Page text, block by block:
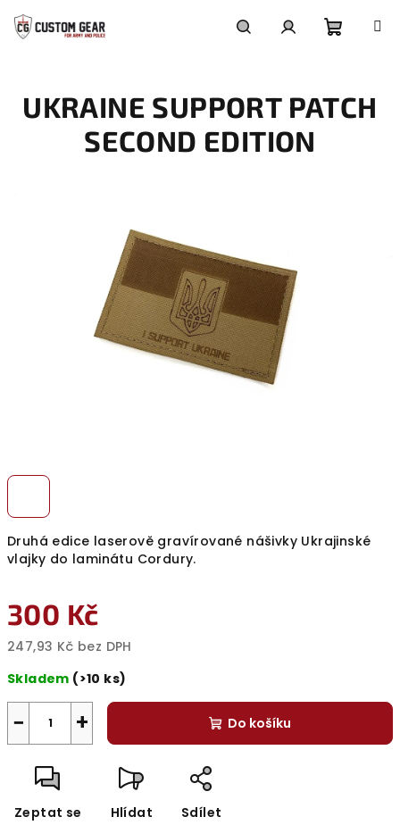
na
obsah
košík
Druhá edice laserově gravírované nášivky Ukrajinské
vlajky do laminátu Cordury.
300 Kč
247,93 Kč bez DPH
cena:
Skladem (>10 ks)
+
− Do košíku
Zeptat se Hlídat Sdílet
UKRAINE SUPPORT PATCH
SECOND EDITION